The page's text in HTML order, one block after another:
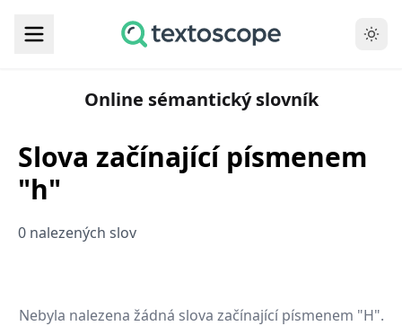
Online sémantický slovník
Slova začínající písmenem
"h"
0 nalezených slov
Nebyla nalezena žádná slova začínající písmenem "H".